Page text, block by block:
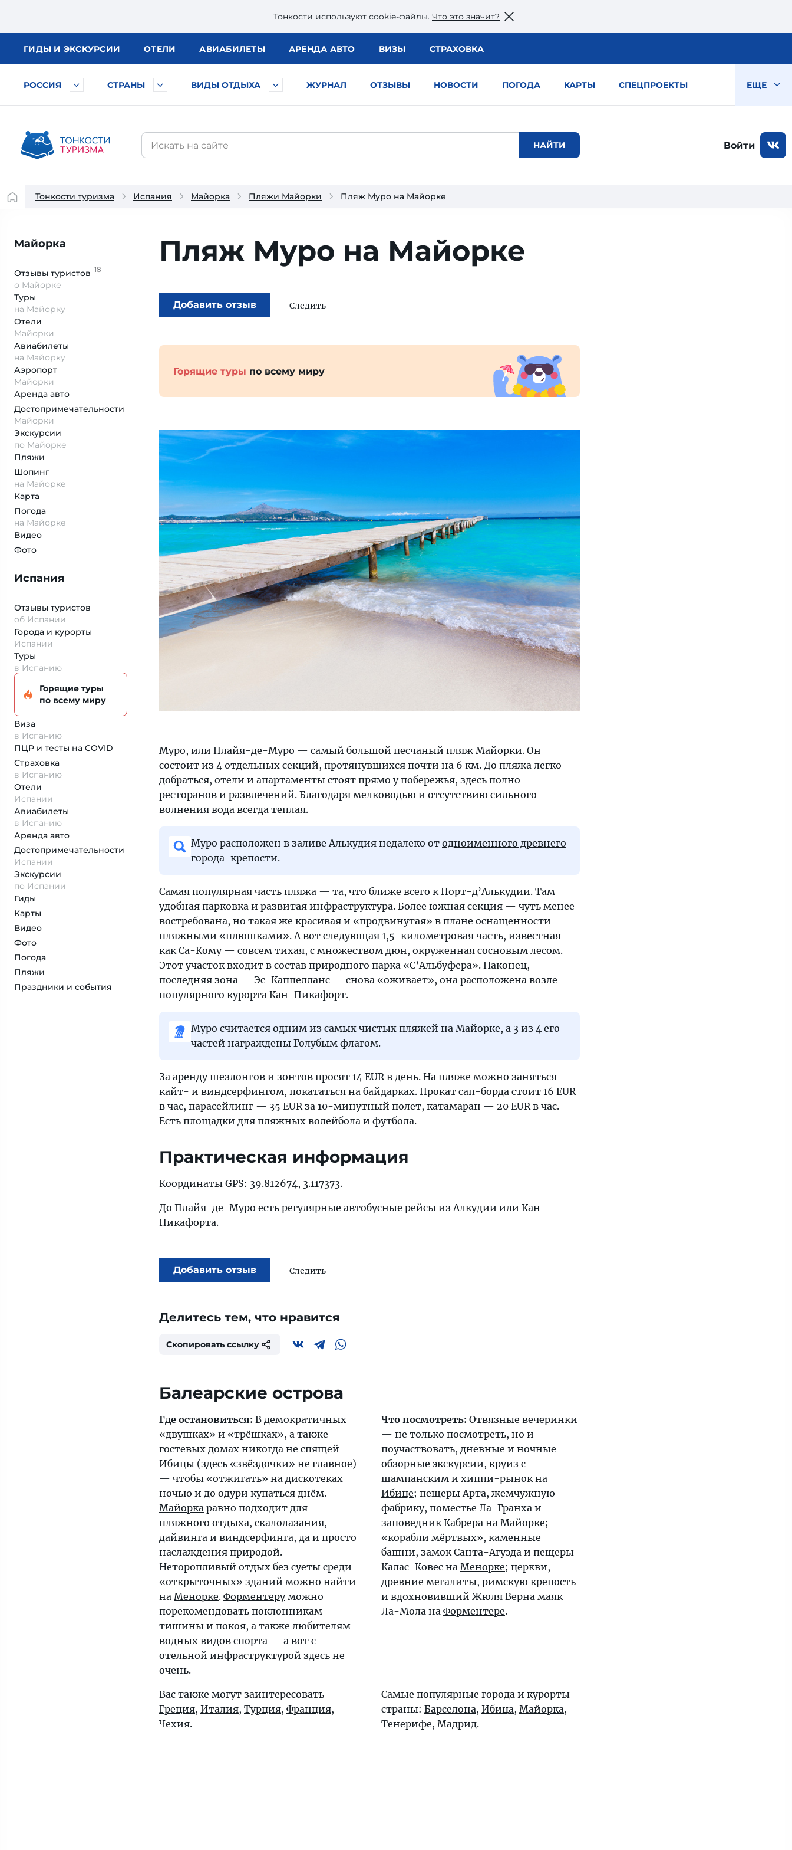
Тонкости используют сookie-файлы. Что это значит?
ГИДЫ И ЭКСКУРСИИ ОТЕЛИ АВИАБИЛЕТЫ АРЕНДА АВТО ВИЗЫ СТРАХОВКА
РОССИЯ СТРАНЫ ВИДЫ ОТДЫХА ЖУРНАЛ ОТЗЫВЫ НОВОСТИ ПОГОДА КАРТЫ СПЕЦПРОЕКТЫ ЕЩЕ
Войти
Тонкости туризма Испания Майорка Пляжи Майорки Пляж Муро на Майорке
Майорка
Отзывы туристов 18
о Майорке
Туры
на Майорку
Отели
Майорки
Авиабилеты
на Майорку
Аэропорт
Майорки
Аренда авто
Достопримеча­тельности
Майорки
Экскурсии
по Майорке
Пляжи
Шопинг
на Майорке
Карта
Погода
на Майорке
Видео
Фото
Испания
Отзывы туристов
об Испании
Города и курорты
Испании
Туры
в Испанию
Горящие туры
по всему миру
Виза
в Испанию
ПЦР и тесты на COVID
Страховка
в Испанию
Отели
Испании
Авиабилеты
в Испанию
Аренда авто
Достопримеча­тельности
Испании
Экскурсии
по Испании
Гиды
Карты
Видео
Фото
Погода
Пляжи
Праздники и события
Пляж Муро на Майорке
Добавить отзыв Следить
Горящие туры по всему миру
Муро, или Плайя-де-Муро — самый большой песчаный пляж Майорки. Он
состоит из 4 отдельных секций, протянувшихся почти на 6 км. До пляжа легко
добраться, отели и апартаменты стоят прямо у побережья, здесь полно
ресторанов и развлечений. Благодаря мелководью и отсутствию сильного
волнения вода всегда теплая.
Муро расположен в заливе Алькудия недалеко от одноименного древнего
города-крепости.
Самая популярная часть пляжа — та, что ближе всего к Порт-д’Алькудии. Там
удобная парковка и развитая инфраструктура. Более южная секция — чуть менее
востребована, но такая же красивая и «продвинутая» в плане оснащенности
пляжными «плюшками». А вот следующая 1,5-километровая часть, известная
как Са-Кому — совсем тихая, с множеством дюн, окруженная сосновым лесом.
Этот участок входит в состав природного парка «С’Альбуфера». Наконец,
последняя зона — Эс-Каппелланс — снова «оживает», она расположена возле
популярного курорта Кан-Пикафорт.
Муро считается одним из самых чистых пляжей на Майорке, а 3 из 4 его
частей награждены Голубым флагом.
За аренду шезлонгов и зонтов просят 14 EUR в день. На пляже можно заняться
кайт- и виндсерфингом, покататься на байдарках. Прокат сап-борда стоит 16 EUR
в час, парасейлинг — 35 EUR за 10-минутный полет, катамаран — 20 EUR в час.
Есть площадки для пляжных волейбола и футбола.
Практическая информация
Координаты GPS: 39.812674, 3.117373.
До Плайя-де-Муро есть регулярные автобусные рейсы из Алкудии или Кан-
Пикафорта.
Добавить отзыв Следить
Делитесь тем, что нравится
Скопировать ссылку
Балеарские острова
Где остановиться: В демократичных
«двушках» и «трёшках», а также
гостевых домах никогда не спящей
Ибицы (здесь «звёздочки» не главное)
— чтобы «отжигать» на дискотеках
ночью и до одури купаться днём.
Майорка равно подходит для
пляжного отдыха, скалолазания,
дайвинга и виндсерфинга, да и просто
наслаждения природой.
Неторопливый отдых без суеты среди
«открыточных» зданий можно найти
на Менорке. Форментеруможно
порекомендовать поклонникам
тишины и покоя, а также любителям
водных видов спорта — а вот с
отельной инфраструктурой здесь не
очень.
Что посмотреть: Отвязные вечеринки
— не только посмотреть, но и
поучаствовать, дневные и ночные
обзорные экскурсии, круиз с
шампанским и хиппи-рынок на
Ибице; пещеры Арта, жемчужную
фабрику, поместье Ла-Гранха и
заповедник Кабрера на Майорке;
«корабли мёртвых», каменные
башни, замок Санта-Агуэда и пещеры
Калас-Ковес на Менорке; церкви,
древние мегалиты, римскую крепость
и вдохновивший Жюля Верна маяк
Ла-Мола на Форментере.
Вас также могут заинтересовать
Греция, Италия, Турция, Франция,
Чехия.
Самые популярные города и курорты
страны: Барселона, Ибица, Майорка,
Тенерифе, Мадрид.